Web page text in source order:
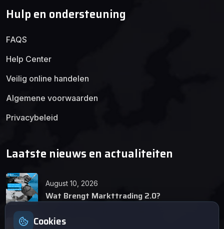
Hulp en ondersteuning
FAQS
Help Center
Veilig online handelen
Algemene voorwaarden
Privacybeleid
Laatste nieuws en actualiteiten
August 10, 2026
Wat Brengt Markttrading 2.0?
Cookies